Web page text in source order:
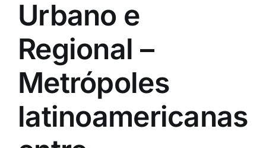
Urbano e
Regional –
Metrópoles
latinoamericanas